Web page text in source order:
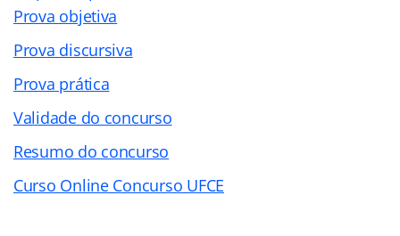
Prova objetiva
Prova discursiva
Prova prática
Validade do concurso
Resumo do concurso
Curso Online Concurso UFCE